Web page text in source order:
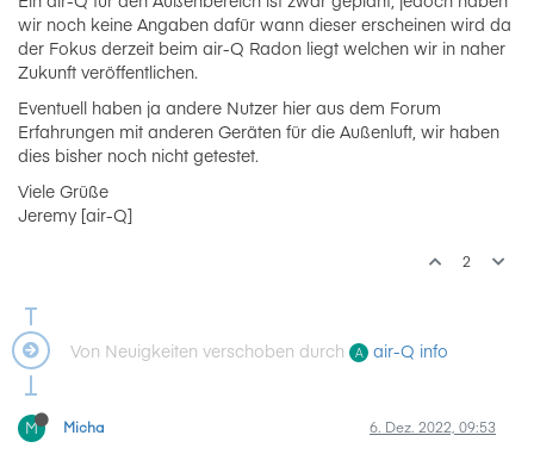
wir noch keine Angaben dafür wann dieser erscheinen wird da
der Fokus derzeit beim air-Q Radon liegt welchen wir in naher
Zukunft veröffentlichen.
Eventuell haben ja andere Nutzer hier aus dem Forum
Erfahrungen mit anderen Geräten für die Außenluft, wir haben
dies bisher noch nicht getestet.
Viele Grüße
Jeremy [air-Q]
2
Von Neuigkeiten verschoben durch A air-Q info
M Micha 6. Dez. 2022, 09:53